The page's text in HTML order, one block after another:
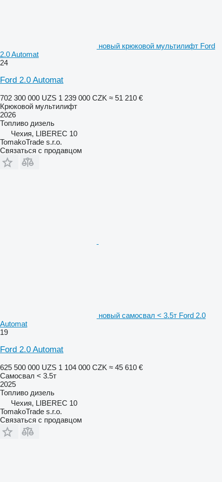
новый крюковой мультилифт Ford
2.0 Automat
24
Ford 2.0 Automat
702 300 000 UZS 1 239 000 CZK ≈ 51 210 €
Крюковой мультилифт
2026
Топливо дизель
Чехия, LIBEREC 10
TomakoTrade s.r.o.
Связаться с продавцом
новый самосвал < 3.5т Ford 2.0
Automat
19
Ford 2.0 Automat
625 500 000 UZS 1 104 000 CZK ≈ 45 610 €
Самосвал < 3.5т
2025
Топливо дизель
Чехия, LIBEREC 10
TomakoTrade s.r.o.
Связаться с продавцом